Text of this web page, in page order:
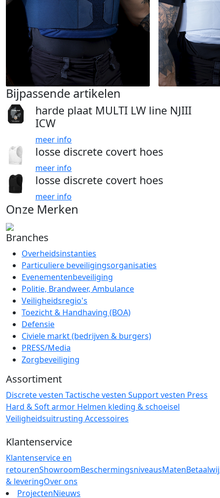
Bijpassende artikelen
harde plaat MULTI LW line NJIII
ICW
meer info
losse discrete covert hoes
meer info
losse discrete covert hoes
meer info
Onze Merken
Branches
Overheidsinstanties
Particuliere beveiligingsorganisaties
Evenementenbeveiliging
Politie, Brandweer, Ambulance
Veiligheidsregio's
Toezicht & Handhaving (BOA)
Defensie
Civiele markt (bedrijven & burgers)
PRESS/Media
Zorgbeveiliging
Assortiment
Discrete vesten Tactische vesten Support vesten Press
Hard & Soft armor Helmen kleding & schoeisel
Veiligheidsuitrusting Accessoires
Klantenservice
Klantenservice en
retourenShowroomBeschermingsniveausMaten
& leveringOver ons
ProjectenNieuws